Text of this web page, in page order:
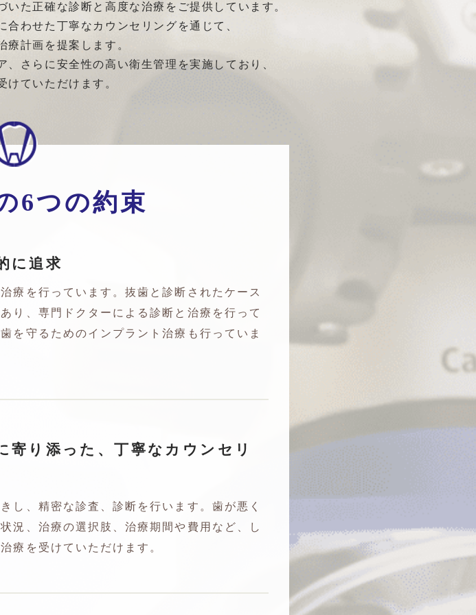
た正確な診断と高度な治療をご提供しています。
わせた丁寧なカウンセリングを通じて、
療計画を提案します。
さらに安全性の高い衛生管理を実施しており、
けていただけます。
6つの約束
に追求
療を行っています。抜歯と診断されたケース
り、専門ドクターによる診断と治療を行って
を守るためのインプラント治療も行っていま
寄り添った、丁寧なカウンセリ
し、精密な診査、診断を行います。歯が悪く
況、治療の選択肢、治療期間や費用など、し
療を受けていただけます。